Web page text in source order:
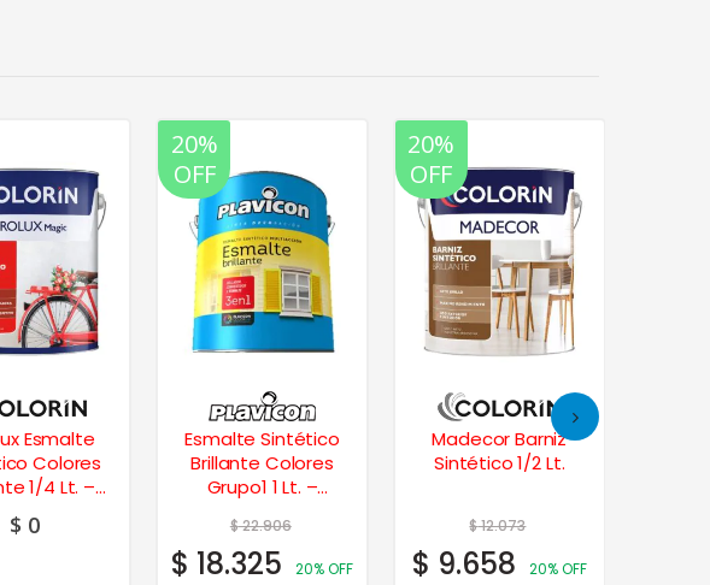
Esmalte
Colores
1/4 Lt. –
Ilusión
$ 0
20%
OFF
Esmalte Sintético
Brillante Colores
Grupo1 1 Lt. –
$22.906
$ 18.325 20% OFF
20%
OFF
Madecor Barniz
Sintético 1/2 Lt.
$12.073
$ 9.658 20% OFF